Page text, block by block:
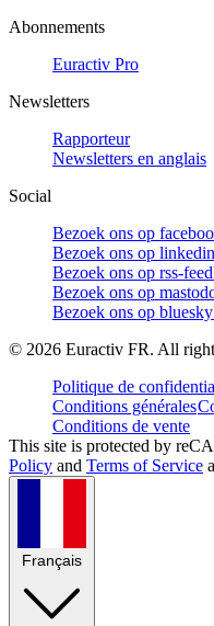
Abonnements
Euractiv Pro
Newsletters
Rapporteur
Newsletters en anglais
Social
Bezoek ons op
Bezoek ons op linkedin
Bezoek ons op rss-feed
Bezoek ons op
Bezoek ons op bluesky
© 2026 Euractiv FR. All
Politique de
Conditions générales
Conditions de vente
This site is protected by
Policy and Terms of Service
Français